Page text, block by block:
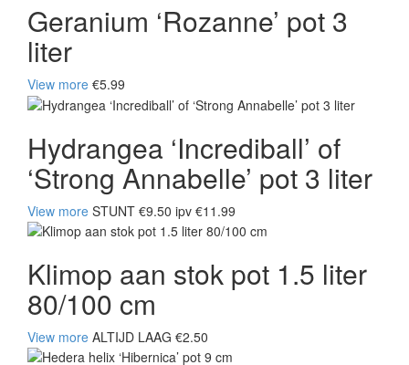
Geranium ‘Rozanne’ pot 3
liter
View more €5.99
Hydrangea ‘Incrediball’ of
‘Strong Annabelle’ pot 3 liter
View more STUNT €9.50 ipv €11.99
Klimop aan stok pot 1.5 liter
80/100 cm
View more ALTIJD LAAG €2.50